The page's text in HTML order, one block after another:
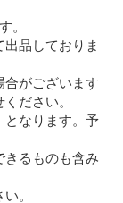
。
品しておりま
がございます
ださい。
なります。予
るものも含み
。